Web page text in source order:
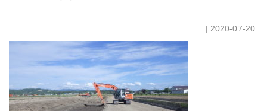
| 2020-07-20